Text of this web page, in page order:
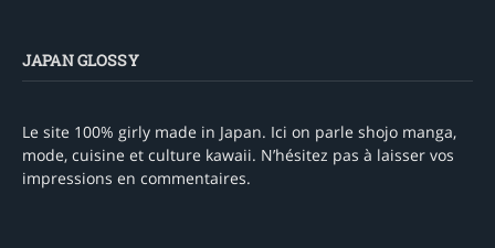
JAPAN GLOSSY
Le site 100% girly made in Japan. Ici on parle shojo manga,
mode, cuisine et culture kawaii. N’hésitez pas à laisser vos
impressions en commentaires.